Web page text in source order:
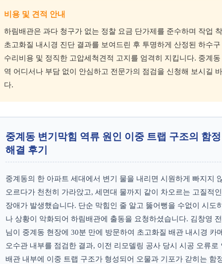
비용 및 견적 안내
하림배관은 과다 청구가 없는 정찰 요금 단가제를 준수하며 작업
초고화질 내시경 진단 결과를 보여드린 후 투명하게 산정된 하수구
수리비용 및 정직한 고압세척견적 고지를 엄격히 지킵니다. 중계동
역 어디서나 부담 없이 안심하고 전문가의 점검을 신청해 보시길
다.
중계동 변기막힘 역류 원인 이중 트랩 구조의 함
해결 후기
중계동의 한 아파트 세대에서 변기 물을 내리면 시원하게 빠지지
오르다가 천천히 가라앉고, 세면대 물까지 같이 차오르는 고질적
장애가 발생했습니다. 단순 막힘인 줄 알고 뚫어뻥을 수없이 시도
나 상황이 악화되어 하림배관에 출동을 요청하셨습니다. 김창영
님이 중계동 현장에 30분 만에 방문하여 초고화질 배관 내시경 카
오수관 내부를 점검한 결과, 이전 리모델링 공사 당시 시공 오류로
배관 내부에 이중 트랩 구조가 형성되어 오물과 기포가 갇히는 함